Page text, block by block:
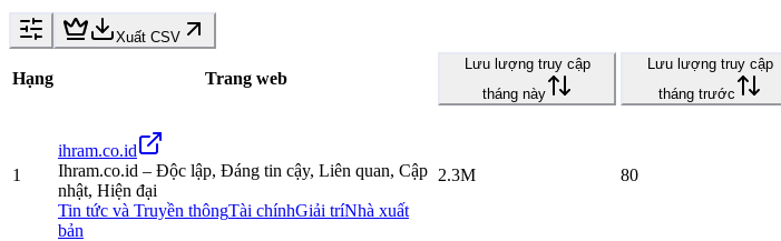
Xuất CSV
Hạng Trang web
Lưu lượng truy cập
tháng này
Lưu lượng truy cập
tháng trước
1
ihram.co.id
Ihram.co.id – Độc lập, Đáng tin cậy, Liên quan, Cập
nhật, Hiện đại
Tin tức và Truyền thôngTài chínhGiải tríNhà xuất
bản
2.3M 80